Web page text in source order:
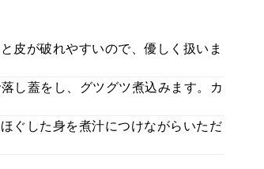
皮が破れやすいので、優しく扱いま
し蓋をし、グツグツ煮込みます。カ
ぐした身を煮汁につけながらいただ